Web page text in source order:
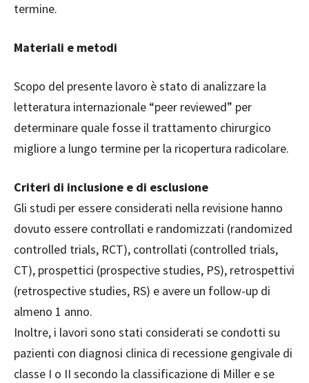
termine.
Materiali e metodi
Scopo del presente lavoro è stato di analizzare la
letteratura internazionale “peer reviewed” per
determinare quale fosse il trattamento chirurgico
migliore a lungo termine per la ricopertura radicolare.
Criteri di inclusione e di esclusione
Gli studi per essere considerati nella revisione hanno
dovuto essere controllati e randomizzati (randomized
controlled trials, RCT), controllati (controlled trials,
CT), prospettici (prospective studies, PS), retrospettivi
(retrospective studies, RS) e avere un follow-up di
almeno 1 anno.
Inoltre, i lavori sono stati considerati se condotti su
pazienti con diagnosi clinica di recessione gengivale di
classe I o II secondo la classificazione di Miller e se